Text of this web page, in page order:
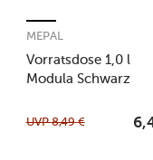
Vorratsdose 1,0 l
Modula Schwarz
MEPAL
UVP8,49 €